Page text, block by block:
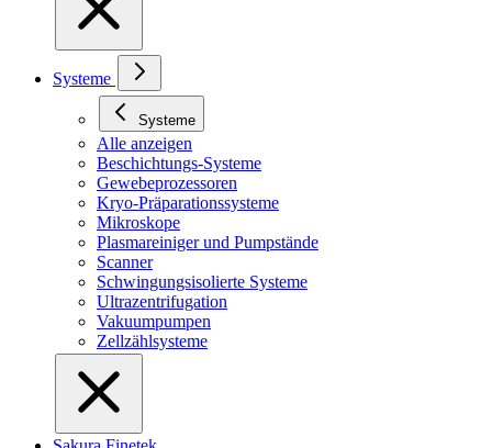
Systeme
Systeme
Alle anzeigen
Beschichtungs-Systeme
Gewebeprozessoren
Kryo-Präparationssysteme
Mikroskope
Plasmareiniger und Pumpstände
Scanner
Schwingungsisolierte Systeme
Ultrazentrifugation
Vakuumpumpen
Zellzählsysteme